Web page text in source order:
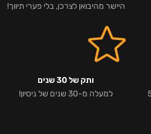
היישר מהיבואן לצרכן, בלי פערי תיווך!
וביקורות 5
ותק של 30 שנים
למעלה מ-30 שנים של ניסיון!